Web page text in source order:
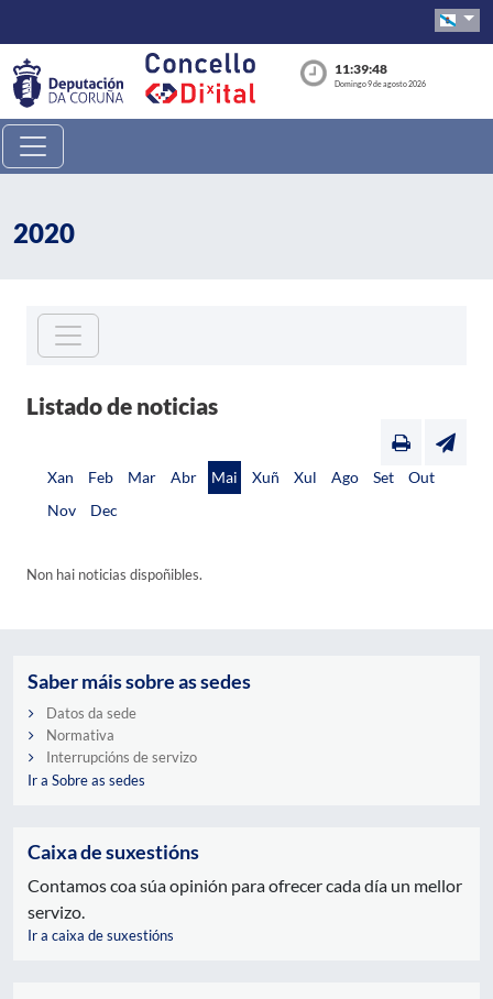
11:39:48
Domingo 9 de agosto 2026
2020
Listado de noticias
Xan Feb Mar Abr Mai Xuñ Xul Ago Set
Out
Nov
Dec
Non hai noticias dispoñibles.
Saber máis sobre as sedes
Datos da sede
Normativa
Interrupcións de servizo
Ir a Sobre as sedes
Caixa de suxestións
Contamos coa súa opinión para ofrecer cada día un mellor
servizo.
Ir a caixa de suxestións